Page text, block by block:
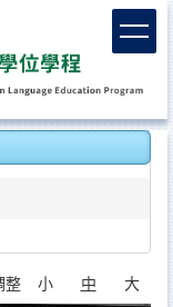
整 小 中 大